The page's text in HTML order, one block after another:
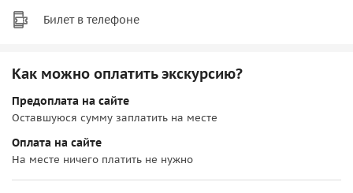
Билет в телефоне
Как можно оплатить экскурсию?
Предоплата на сайте
Оставшуюся сумму заплатить на месте
Оплата на сайте
На месте ничего платить не нужно